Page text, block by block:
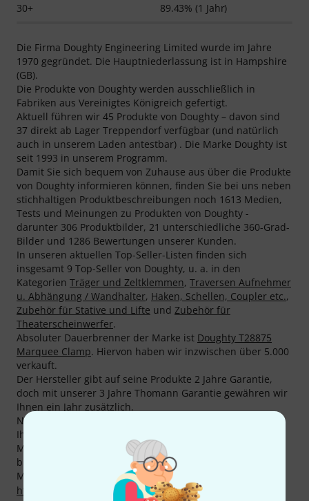
30+ 89.43% (1 Jahr)
Die Firma Doughty Engineering Limited wurde im Jahre
1970 gegründet. Die Hauptniederlassung ist in Hampshire
(GB).
Die Produkte von Doughty werden ausschließlich in
Fabriken aus Vereinigtes Königreich gefertigt.
Aktuell führen wir 45 Produkte von Doughty – davon sind
37 direkt ab Lager Treppendorf verfügbar (und natürlich
auch in unserem Laden antestbar) . Die Marke Doughty ist
seit 1993 in unserem Programm.
Damit Sie sich bequem von Zuhause aus über die Produkte
von Doughty informieren können, finden Sie bei uns neben
stichhaltigen Produktbeschreibungen noch 1613 Medien,
Tests und Meinungen zu Produkten von Doughty -
darunter 306 Produktbilder, 21 unterschiedliche 360-Grad-
Bilder und 1286 Bewertungen unserer Kunden.
In unseren aktuellen Top-Seller-Listen finden sich
insgesamt 9 Top-Seller von Doughty, u. a. in den
Kategorien Träger und Zeltklemmen, Traversen Aufnehmer
u. Abhängung / Wandhalter, Haken, Schellen, Coupler etc.,
Zubehör für Stative und Lifte und Zubehör für
Theaterscheinwerfer.
Absoluter Dauerbrenner der Marke ist Doughty T28875
Marquee Clamp. Hiervon haben wir inzwischen über 5.000
verkauft.
Der Hersteller gibt auf seine Produkte 2 Jahre Garantie,
doch mit unserer 3 Jahre Thomann Garantie gewähren wir
Ihnen ein Jahr zusätzlich.
Neben unserer 3 Jahre Thomann Garantie gewähren wir
Ihnen auch auf Produkte von Doughty unsere 30-tägige
Money-Back-Garantie. Unsere kompetenten Fachleute
bieten Ihnen zudem weiteren Service vor Ort.
Mehr Informationen zum Hersteller finden Sie auf
http://www.doughty-engineering.co.uk